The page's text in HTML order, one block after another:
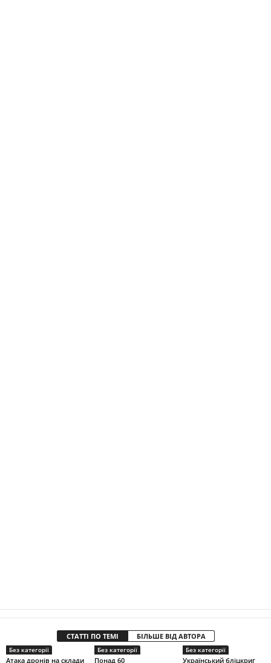
СТАТТІ ПО ТЕМІ БІЛЬШЕ ВІД АВТОРА
Без категорії
Атака дронів на склади
Без категорії
Понад 60
Без категорії
Український бліцкриг